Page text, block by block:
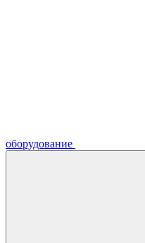
оборудование